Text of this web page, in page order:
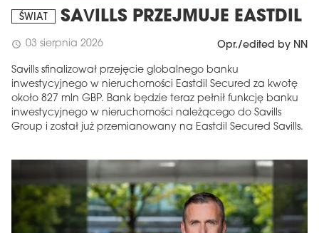
ŚWIAT SAVILLS PRZEJMUJE EASTDIL
schedule 03 sierpnia 2026 Opr./edited by NN
Savills sfinalizował przejęcie globalnego banku
inwestycyjnego w nieruchomości Eastdil Secured za kwotę
około 827 mln GBP. Bank będzie teraz pełnił funkcję banku
inwestycyjnego w nieruchomości należącego do Savills
Group i został już przemianowany na Eastdil Secured Savills.